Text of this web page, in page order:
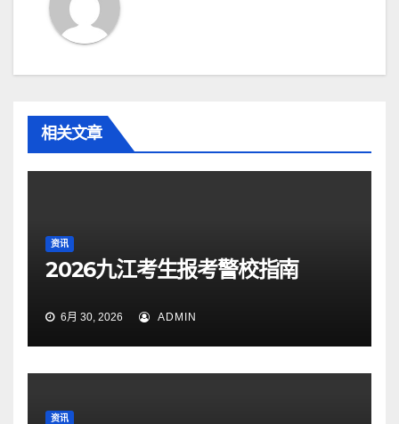
相关文章
资讯
2026九江考生报考警校指南
6月 30, 2026 ADMIN
资讯